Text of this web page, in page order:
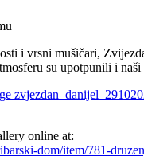
i vrsni mušičari,
su upotpunili i
online at:
dom/item/781-